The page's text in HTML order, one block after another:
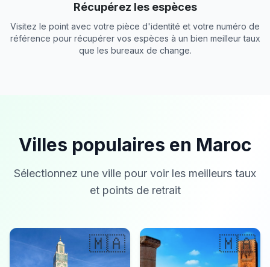
Récupérez les espèces
Visitez le point avec votre pièce d'identité et votre numéro de
référence pour récupérer vos espèces à un bien meilleur taux
que les bureaux de change.
Villes populaires en Maroc
Sélectionnez une ville pour voir les meilleurs taux
et points de retrait
🇲🇦 🇲🇦